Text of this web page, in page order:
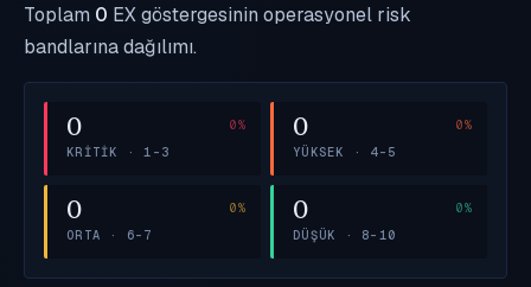
Toplam 0 EX göstergesinin operasyonel risk
bandlarına dağılımı.
0
KRITIK · 1–3
0
YÜKSEK · 4–5
0
ORTA · 6–7
0
DÜŞÜK · 8–10